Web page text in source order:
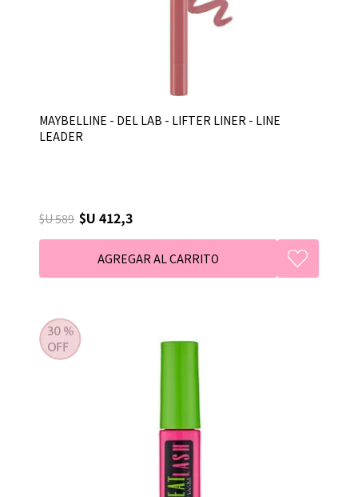
MAYBELLINE - DEL LAB - LIFTER LINER - LINE
LEADER
$U 589 $U 412,3